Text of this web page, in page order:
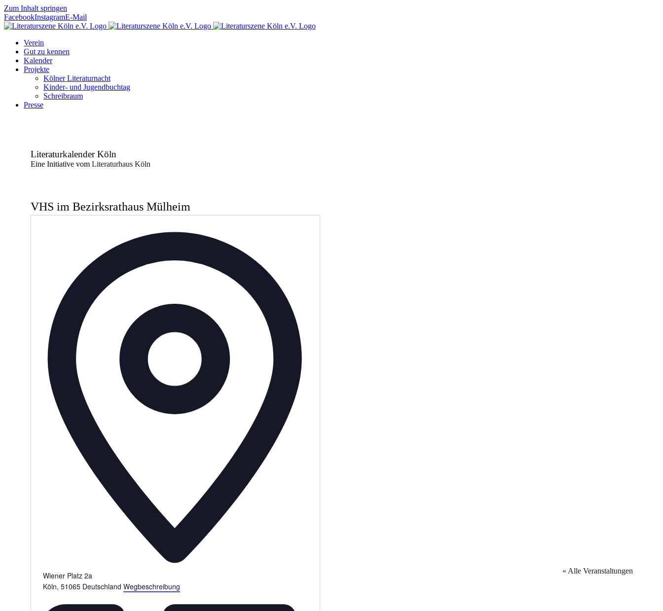
Zum Inhalt springen
FacebookInstagramE-Mail
Verein
Gut zu kennen
Kalender
Projekte
Kölner Literaturnacht
Kinder- und Jugendbuchtag
Schreibraum
Presse
Literaturkalender Köln
Eine Initiative vom Literaturhaus Köln
VHS im Bezirksrathaus Mülheim
« Alle Veranstaltungen
Wiener Platz 2a
Köln, 51065 Deutschland Wegbeschreibung